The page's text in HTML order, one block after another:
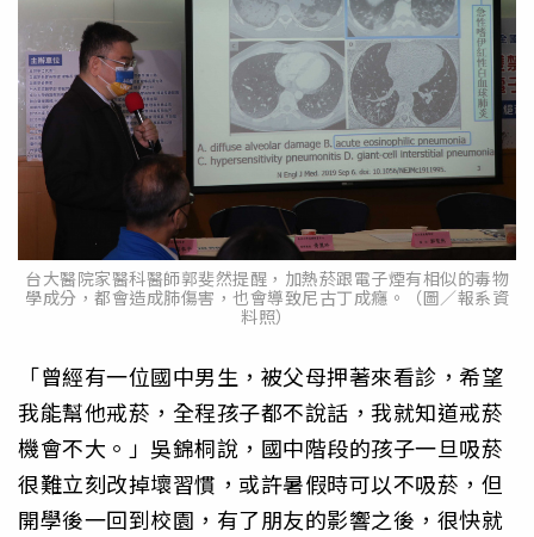
台大醫院家醫科醫師郭斐然提醒，加熱菸跟電子煙有相似的毒物
學成分，都會造成肺傷害，也會導致尼古丁成癮。（圖／報系資
料照）
「曾經有一位國中男生，被父母押著來看診，希望
我能幫他戒菸，全程孩子都不說話，我就知道戒菸
機會不大。」吳錦桐說，國中階段的孩子一旦吸菸
很難立刻改掉壞習慣，或許暑假時可以不吸菸，但
開學後一回到校園，有了朋友的影響之後，很快就